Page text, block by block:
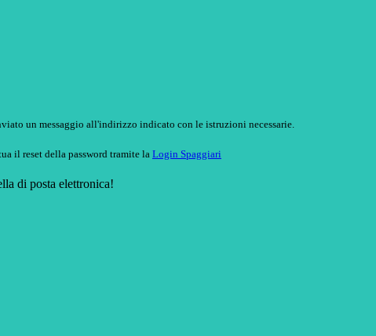
un messaggio all'indirizzo indicato con le istruzioni necessarie.
il reset della password tramite la Login Spaggiari
di posta elettronica!